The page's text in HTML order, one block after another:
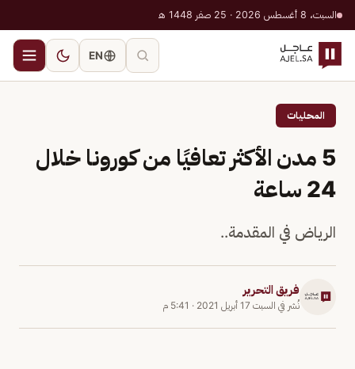
السبت، 8 أغسطس 2026 · 25 صفر 1448 هـ
EN
المحليات
5 مدن الأكثر تعافيًا من كورونا خلال
24 ساعة
الرياض في المقدمة..
فريق التحرير
نُشر في السبت 17 أبريل 2021 · 5:41 م